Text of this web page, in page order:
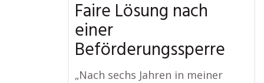
Faire Lösung nach
einer
Beförderungssperre
„Nach sechs Jahren in meiner